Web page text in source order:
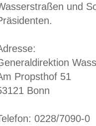
und
Propsthof 51
Bonn
0228/7090-0